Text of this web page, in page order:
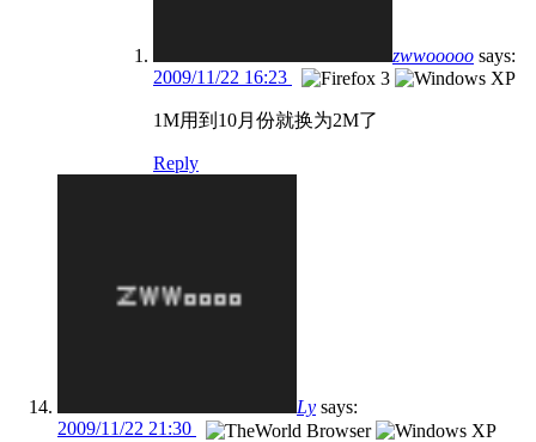
zwwooooo says:
2009/11/22 16:23
1M用到10月份就换为2M了
Reply
Ly says:
2009/11/22 21:30